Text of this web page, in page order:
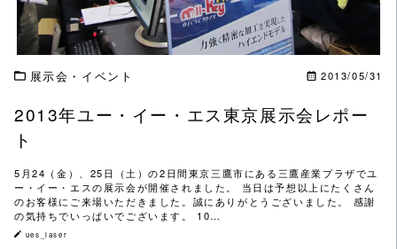
展示会・イベント 2013/05/31
2013年ユー・イー・エス東京展示会レポー
ト
5月24（金）、25日（土）の2日間東京三鷹市にある三鷹産業プラザでユ
ー・イー・エスの展示会が開催されました。 当日は予想以上にたくさん
のお客様にご来場いただきました。誠にありがとうございました。 感謝
の気持ちでいっぱいでございます。 10…
ues_laser